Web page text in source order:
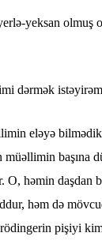
yeksan olmuş
dərmək
eləyə
başına
O, həmin daşdan
həm də
pişiyi